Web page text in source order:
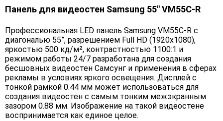
Панель для видеостен Samsung 55" VM55C-R
Профессиональная LED панель Samsung VM55C-R с
диагональю 55”, разрешением Full HD (1920x1080),
яркостью 500 кд/м², контрастностью 1100:1 и
режимом работы 24/7 разработана для создания
бесшовных видеостен Самсунг и применения в сферах
рекламы в условиях яркого освещения. Дисплей с
тонкой рамкой 0.44 мм может использоваться для
создания видеостен с самым тонким межэкранным
зазором 0.88 мм. Изображение на такой видеостене
воспринимается как единое целое.